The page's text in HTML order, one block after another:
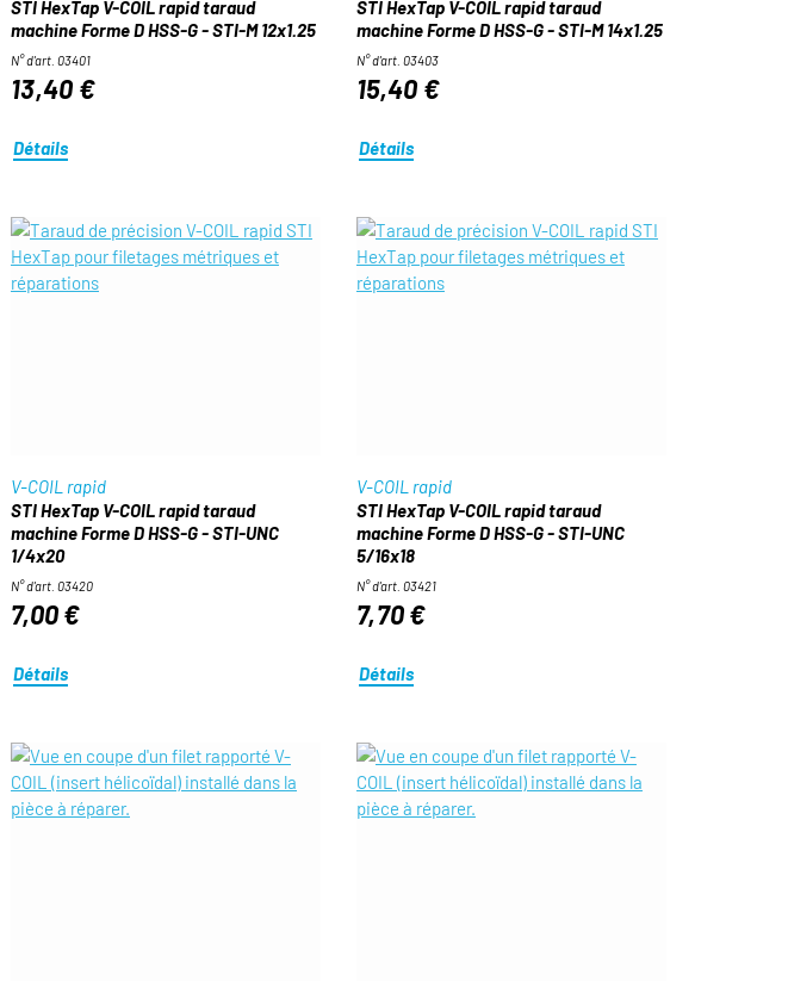
STI HexTap V-COIL rapid taraud
machine Forme D HSS-G - STI-M 12x1.25
N° d'art. 03401
13,40 €
Détails
STI HexTap V-COIL rapid taraud
machine Forme D HSS-G - STI-M 14x1.25
N° d'art. 03403
15,40 €
Détails
V-COIL rapid
STI HexTap V-COIL rapid taraud
machine Forme D HSS-G - STI-UNC
1/4x20
N° d'art. 03420
7,00 €
Détails
V-COIL rapid
STI HexTap V-COIL rapid taraud
machine Forme D HSS-G - STI-UNC
5/16x18
N° d'art. 03421
7,70 €
Détails